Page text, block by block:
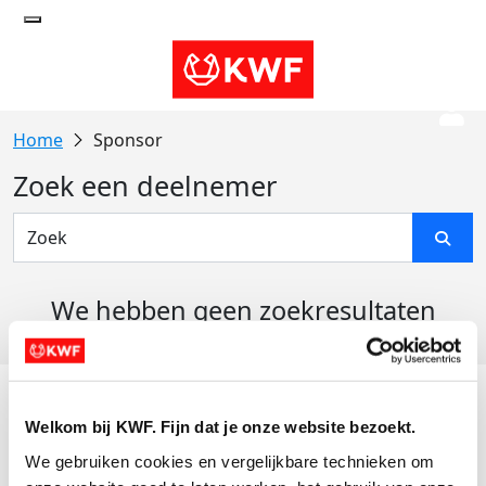
Welkom bij KWF. Fijn dat je onze website bezoekt.
We gebruiken cookies en vergelijkbare technieken om
Sponsor
Zoek een deelnemer
We hebben geen zoekresultaten
Actiematerialen
Evenementen